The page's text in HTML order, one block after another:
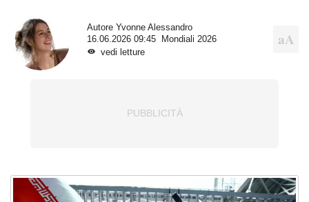
Autore Yvonne Alessandro
16.06.2026 09:45
Mondiali 2026
vedi letture